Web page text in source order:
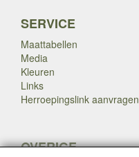
SERVICE
Maattabellen
Media
Kleuren
Links
Herroepingslink aanvragen
OVERIGE